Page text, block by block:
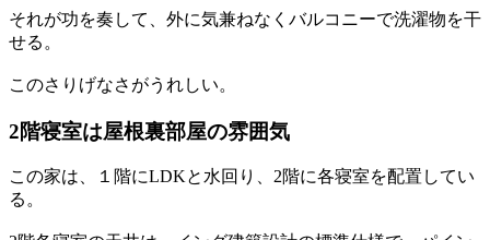
それが功を奏して、外に気兼ねなくバルコニーで洗濯物を干
せる。
このさりげなさがうれしい。
2階寝室は屋根裏部屋の雰囲気
この家は、１階にLDKと水回り、2階に各寝室を配置してい
る。